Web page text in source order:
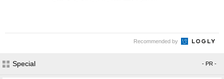
Recommended by
Special - PR -